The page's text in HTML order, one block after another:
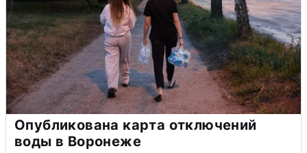
Опубликована карта отключений
воды в Воронеже